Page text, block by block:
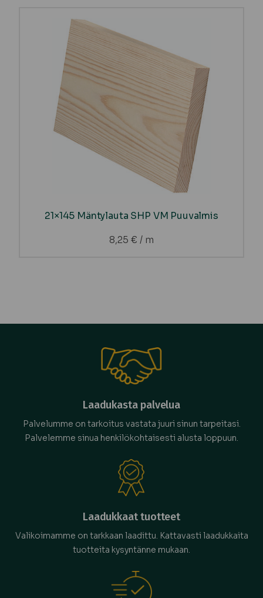
21×145 Mäntylauta SHP VM Puuvalmis
8,25 € / m
Laadukasta palvelua
Palvelumme on tarkoitus vastata juuri sinun tarpeitasi.
Palvelemme sinua henkilökohtaisesti alusta loppuun.
Laadukkaat tuotteet
Valikoimamme on tarkkaan laadittu. Kattavasti laadukkaita
tuotteita kysyntänne mukaan.